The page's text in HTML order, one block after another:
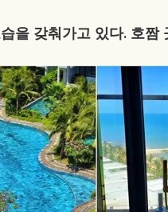
을 갖춰가고 있다. 호